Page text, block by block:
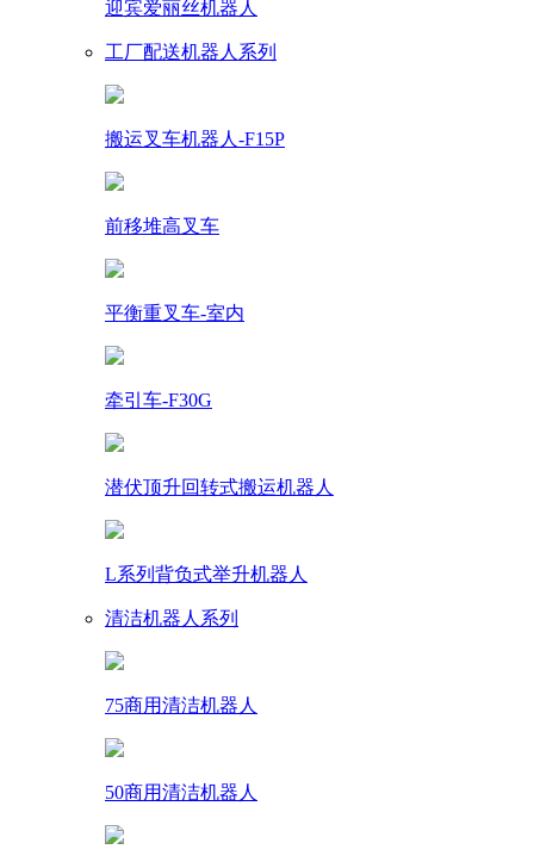
迎宾爱丽丝机器人
工厂配送机器人系列
搬运叉车机器人-F15P
前移堆高叉车
平衡重叉车-室内
牵引车-F30G
潜伏顶升回转式搬运机器人
L系列背负式举升机器人
清洁机器人系列
75商用清洁机器人
50商用清洁机器人